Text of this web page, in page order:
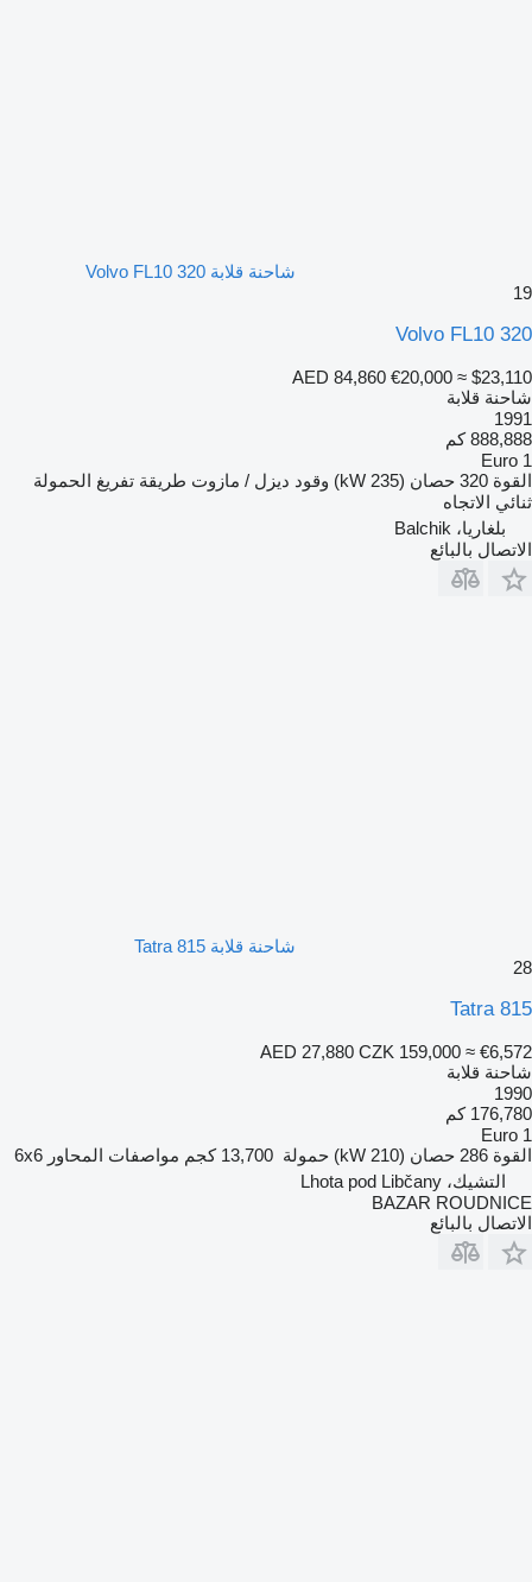
شاحنة قلابة Volvo FL10 320
19
Volvo FL10 320
AED 84,860 €20,000 ≈ $23,110
شاحنة قلابة
1991
888,888 كم
Euro 1
القوة 320 حصان (235 kW) وقود ديزل / مازوت طريقة تفريغ الحمولة
ثنائي الاتجاه
بلغاريا، Balchik
الاتصال بالبائع
شاحنة قلابة Tatra 815
28
Tatra 815
AED 27,880 CZK 159,000 ≈ €6,572
شاحنة قلابة
1990
176,780 كم
Euro 1
القوة 286 حصان (210 kW) حمولة 13,700 كجم مواصفات المحاور 6x6
التشيك، Lhota pod Libčany
BAZAR ROUDNICE
الاتصال بالبائع